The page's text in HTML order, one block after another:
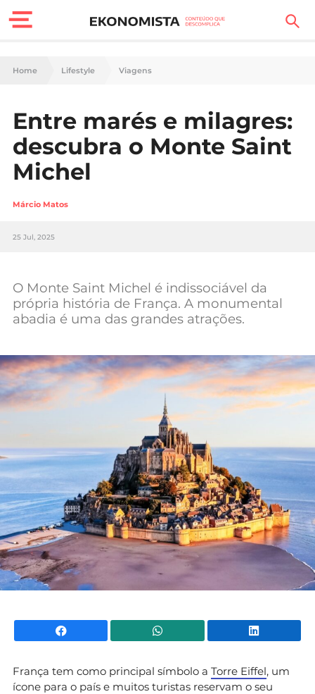
Finanças Pessoais
Carreira
Casa
Lifestyle
Sociedade
Negócios
Mundial 2026
Home Lifestyle Viagens
Entre marés e milagres:
descubra o Monte Saint
Michel
Márcio Matos
25 Jul, 2025
O Monte Saint Michel é indissociável da
própria história de França. A monumental
abadia é uma das grandes atrações.
Facebook WhatsApp
França tem como principal símbolo a Torre Eiffel, um
ícone para o país e muitos turistas reservam o seu